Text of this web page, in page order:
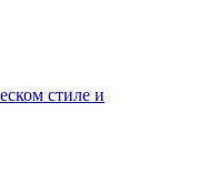
стиле и